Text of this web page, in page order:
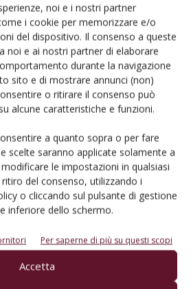
noi e i nostri partner
i cookie per memorizzare e/o
del dispositivo. Il consenso a queste
noi e ai nostri partner di elaborare
durante la navigazione
sito e di mostrare annunci (non)
o ritirare il consenso può
alcune caratteristiche e funzioni.
a quanto sopra o per fare
scelte saranno applicate solamente a
le impostazioni in qualsiasi
del consenso, utilizzando i
o cliccando sul pulsante di gestione
inferiore dello schermo.
Per saperne di più su questi scopi
Accetta
sul mondo
nostre newsletter